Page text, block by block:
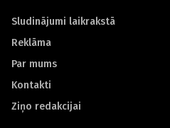
Sludinājumi laikrakstā
Reklāma
Par mums
Kontakti
Ziņo redakcijai